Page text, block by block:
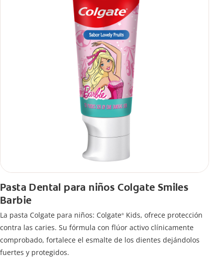
Pasta Dental para niños Colgate Smiles
Barbie
La pasta Colgate para niños: Colgate® Kids, ofrece protección
contra las caries. Su fórmula con flúor activo clínicamente
comprobado, fortalece el esmalte de los dientes dejándolos
fuertes y protegidos.